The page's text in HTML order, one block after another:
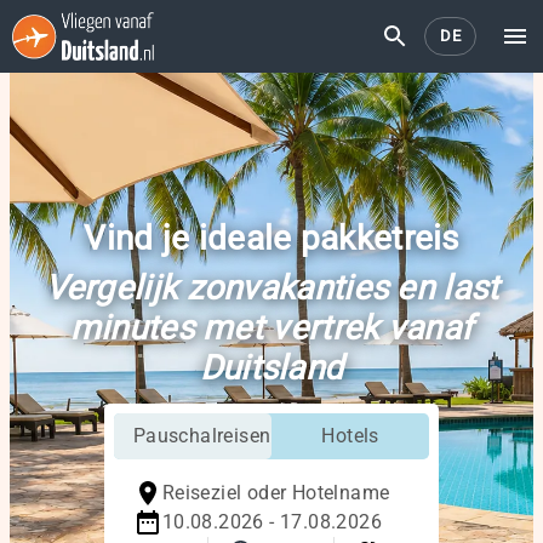
DE
Vind je ideale pakketreis
Vergelijk zonvakanties en last
minutes met vertrek vanaf
Duitsland
Pauschalreisen Hotels
Reiseziel oder Hotelname
10.08.2026 - 17.08.2026